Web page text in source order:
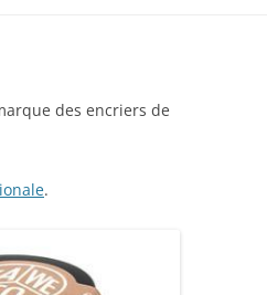
des encriers de
.